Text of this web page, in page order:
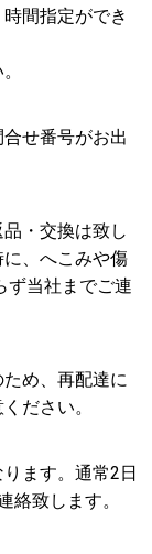
間指定ができ
せ番号がお出
・交換は致し
、へこみや傷
ず当社までご連
め、再配達に
ださい。
ます。通常2日
絡致します。